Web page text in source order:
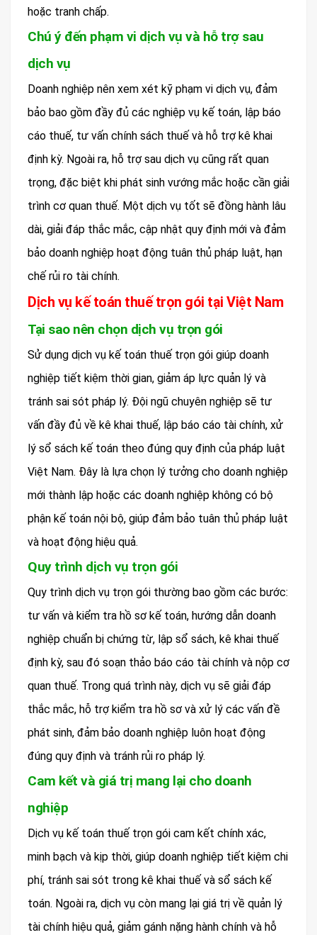
hoặc tranh chấp.
Chú ý đến phạm vi dịch vụ và hỗ trợ sau
dịch vụ
Doanh nghiệp nên xem xét kỹ phạm vi dịch vụ, đảm
bảo bao gồm đầy đủ các nghiệp vụ kế toán, lập báo
cáo thuế, tư vấn chính sách thuế và hỗ trợ kê khai
định kỳ. Ngoài ra, hỗ trợ sau dịch vụ cũng rất quan
trọng, đặc biệt khi phát sinh vướng mắc hoặc cần giải
trình cơ quan thuế. Một dịch vụ tốt sẽ đồng hành lâu
dài, giải đáp thắc mắc, cập nhật quy định mới và đảm
bảo doanh nghiệp hoạt động tuân thủ pháp luật, hạn
chế rủi ro tài chính.
Dịch vụ kế toán thuế trọn gói tại Việt Nam
Tại sao nên chọn dịch vụ trọn gói
Sử dụng dịch vụ kế toán thuế trọn gói giúp doanh
nghiệp tiết kiệm thời gian, giảm áp lực quản lý và
tránh sai sót pháp lý. Đội ngũ chuyên nghiệp sẽ tư
vấn đầy đủ về kê khai thuế, lập báo cáo tài chính, xử
lý sổ sách kế toán theo đúng quy định của pháp luật
Việt Nam. Đây là lựa chọn lý tưởng cho doanh nghiệp
mới thành lập hoặc các doanh nghiệp không có bộ
phận kế toán nội bộ, giúp đảm bảo tuân thủ pháp luật
và hoạt động hiệu quả.
Quy trình dịch vụ trọn gói
Quy trình dịch vụ trọn gói thường bao gồm các bước:
tư vấn và kiểm tra hồ sơ kế toán, hướng dẫn doanh
nghiệp chuẩn bị chứng từ, lập sổ sách, kê khai thuế
định kỳ, sau đó soạn thảo báo cáo tài chính và nộp cơ
quan thuế. Trong quá trình này, dịch vụ sẽ giải đáp
thắc mắc, hỗ trợ kiểm tra hồ sơ và xử lý các vấn đề
phát sinh, đảm bảo doanh nghiệp luôn hoạt động
đúng quy định và tránh rủi ro pháp lý.
Cam kết và giá trị mang lại cho doanh
nghiệp
Dịch vụ kế toán thuế trọn gói cam kết chính xác,
minh bạch và kịp thời, giúp doanh nghiệp tiết kiệm chi
phí, tránh sai sót trong kê khai thuế và sổ sách kế
toán. Ngoài ra, dịch vụ còn mang lại giá trị về quản lý
tài chính hiệu quả, giảm gánh nặng hành chính và hỗ